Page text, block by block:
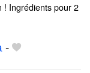
! Ingrédients pour 2
-